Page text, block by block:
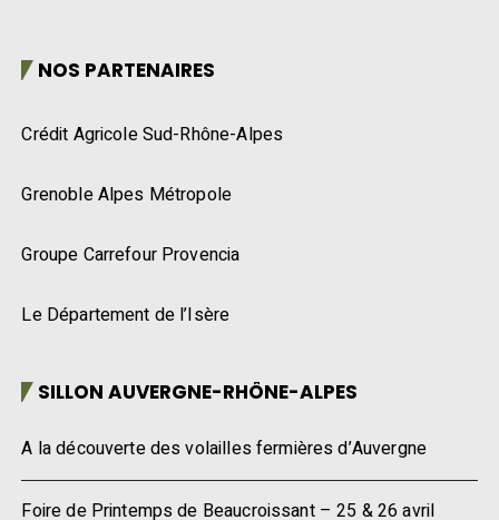
NOS PARTENAIRES
Crédit Agricole Sud-Rhône-Alpes
Grenoble Alpes Métropole
Groupe Carrefour Provencia
Le Département de l’Isère
SILLON AUVERGNE-RHÔNE-ALPES
A la découverte des volailles fermières d’Auvergne
Foire de Printemps de Beaucroissant – 25 & 26 avril